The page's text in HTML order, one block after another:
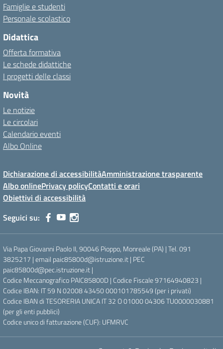
Famiglie e studenti
Personale scolastico
Didattica
Offerta formativa
Le schede didattiche
I progetti delle classi
Novità
Le notizie
Le circolari
Calendario eventi
Albo Online
Dichiarazione di accessibilitàAmministrazione trasparente
Albo onlinePrivacy policyContatti e orari
Obiettivi di accessibilità
Seguici su:
Via Papa Giovanni Paolo II, 90046 Pioppo, Monreale (PA) | Tel. 091
3825217 | email paic85800d@istruzione.it | PEC
paic85800d@pec.istruzione.it |
Codice Meccanografico PAIC85800D | Codice Fiscale 97164940823 |
Codice IBAN: IT 59 N 02008 43450 000101785549 (per i privati)
Codice IBAN di TESORERIA UNICA IT 32 O 01000 04306 TU0000030881
(per gli enti pubblici)
Codice unico di fatturazione (CUF): UFMRVC